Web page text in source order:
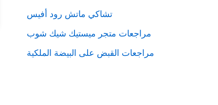
تشاكي ماتش رود أفيس
مراجعات متجر ميستيك شيك شوب
مراجعات القبض على البيضة الملكية